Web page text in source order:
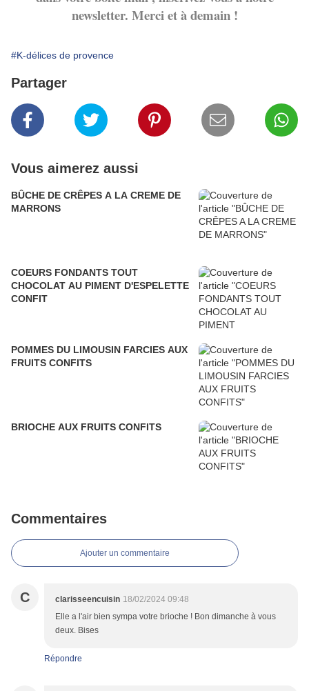
newsletter. Merci et à demain !
#K-délices de provence
Partager
Vous aimerez aussi
BÛCHE DE CRÊPES A LA CREME DE
MARRONS
COEURS FONDANTS TOUT
CHOCOLAT AU PIMENT D'ESPELETTE
CONFIT
POMMES DU LIMOUSIN FARCIES AUX
FRUITS CONFITS
BRIOCHE AUX FRUITS CONFITS
Commentaires
Ajouter un commentaire
C clarisseencuisin 18/02/2024 09:48
Elle a l'air bien sympa votre brioche ! Bon dimanche à vous
deux. Bises
Répondre